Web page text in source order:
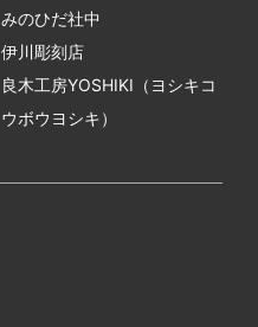
みのひだ社中
伊川彫刻店
良木工房YOSHIKI（ヨシキコ
ウボウヨシキ）